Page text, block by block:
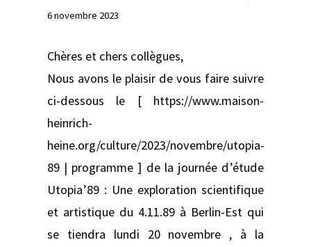
6 novembre 2023
Chères et chers collègues,
Nous avons le plaisir de vous faire suivre
ci-dessous le [ https://www.maison-
heinrich-
heine.org/culture/2023/novembre/utopia-
89 | programme ] de la journée d’étude
Utopia’89 : Une exploration scientifique
et artistique du 4.11.89 à Berlin-Est qui
se tiendra lundi 20 novembre , à la